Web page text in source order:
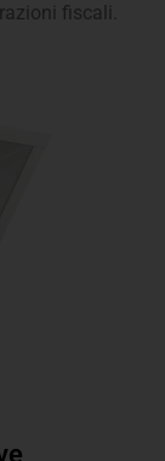
fiscali.